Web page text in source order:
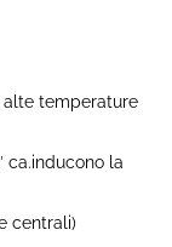
temperature
ca.inducono la
centrali)